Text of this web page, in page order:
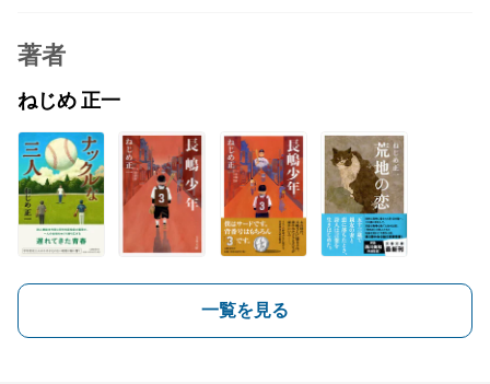
著者
ねじめ 正一
一覧を見る